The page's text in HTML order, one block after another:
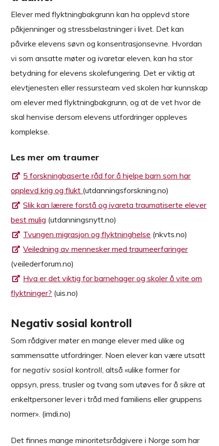
Elever med flyktningbakgrunn kan ha opplevd store
påkjenninger og stressbelastninger i livet. Det kan
påvirke elevens søvn og konsentrasjonsevne. Hvordan
vi som ansatte møter og ivaretar eleven, kan ha stor
betydning for elevens skolefungering. Det er viktig at
elevtjenesten eller ressursteam ved skolen har kunnskap
om elever med flyktningbakgrunn, og at de vet hvor de
skal henvise dersom elevens utfordringer oppleves
komplekse.
Les mer om traumer
5 forskningbaserte råd for å hjelpe barn som har
opplevd krig og flukt (utdanningsforskning.no)
Slik kan lærere forstå og ivareta traumatiserte elever
best mulig (utdanningsnytt.no)
Tvungen migrasjon og flyktninghelse (nkvts.no)
Veiledning av mennesker med traumeerfaringer
(veilederforum.no)
Hva er det viktig for barnehager og skoler å vite om
flyktninger? (uis.no)
Negativ sosial kontroll
Som rådgiver møter en mange elever med ulike og
sammensatte utfordringer. Noen elever kan være utsatt
for negativ sosial kontroll, altså «ulike former for
oppsyn, press, trusler og tvang som utøves for å sikre at
enkeltpersoner lever i tråd med familiens eller gruppens
normer». (imdi.no)
Det finnes mange minoritetsrådgivere i Norge som har